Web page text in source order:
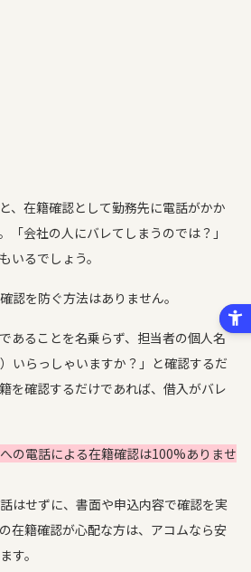
、在籍確認として勤務先に電話がかか
「会社の人にバレてしまうのでは？」
いるでしょう。
認を防ぐ方法はありません。
あることを名乗らず、担当者の個人名
らっしゃいますか？」と確認するだ
を確認するだけであれば、借入がバレ
の電話による在籍確認は100%ありませ
はせずに、書面や申込内容で確認を実
在籍確認が心配な方は、アコムなら安
す。